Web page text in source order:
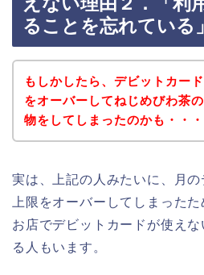
ることを忘れている」
もしかしたら、デビットカー
をオーバーしてねじめびわ茶
物をしてしまったのかも・・・
実は、上記の人みたいに、月
上限をオーバーしてしまった
お店でデビットカードが使え
る人もいます。